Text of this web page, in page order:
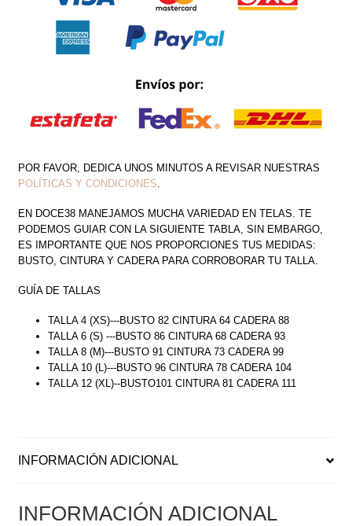
CANTIDAD
POR FAVOR, DEDICA UNOS MINUTOS A REVISAR NUESTRAS
POLÍTICAS Y CONDICIONES.
EN DOCE38 MANEJAMOS MUCHA VARIEDAD EN TELAS. TE
PODEMOS GUIAR CON LA SIGUIENTE TABLA, SIN EMBARGO,
ES IMPORTANTE QUE NOS PROPORCIONES TUS MEDIDAS:
BUSTO, CINTURA Y CADERA PARA CORROBORAR TU TALLA.
GUÍA DE TALLAS
TALLA 4 (XS)---BUSTO 82 CINTURA 64 CADERA 88
TALLA 6 (S) ---BUSTO 86 CINTURA 68 CADERA 93
TALLA 8 (M)---BUSTO 91 CINTURA 73 CADERA 99
TALLA 10 (L)---BUSTO 96 CINTURA 78 CADERA 104
TALLA 12 (XL)--BUSTO101 CINTURA 81 CADERA 111
INFORMACIÓN ADICIONAL
INFORMACIÓN ADICIONAL